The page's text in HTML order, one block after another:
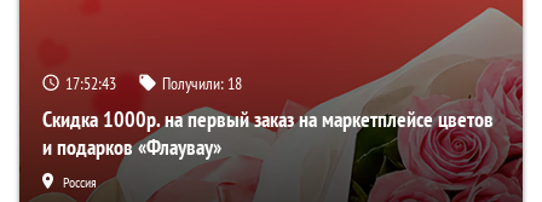
17:52:41 Получили: 18
Скидка 1000р. на первый заказ на маркетплейсе цветов
и подарков «Флаувау»
Россия